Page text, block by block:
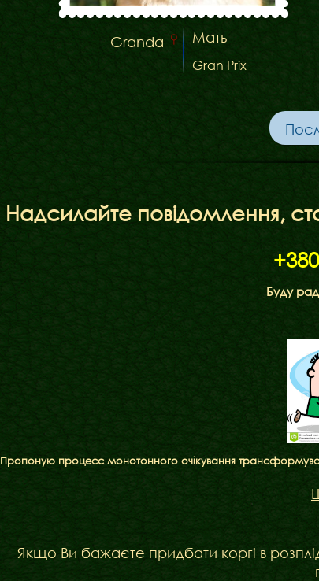
Granda Мать
Gran Prix
Надсилайте повідомлення,
Буду
Пропоную процесс монотонного очікування
Якщо Ви бажаєте придбати коргі в